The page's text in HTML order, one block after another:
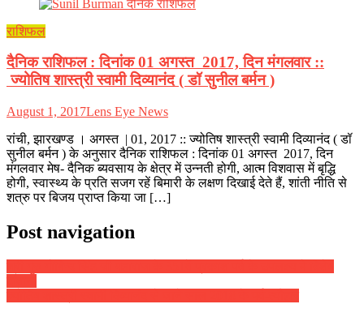
राशिफल
दैनिक राशिफल : दिनांक 01 अगस्त 2017, दिन मंगलवार ::
ज्योतिष शास्त्री स्वामी दिव्यानंद ( डॉ सुनील बर्मन )
August 1, 2017Lens Eye News
रांची, झारखण्ड । अगस्त | 01, 2017 :: ज्योतिष शास्त्री स्वामी दिव्यानंद ( डॉ
सुनील बर्मन ) के अनुसार दैनिक राशिफल : दिनांक 01 अगस्त 2017, दिन
मंगलवार मेष- दैनिक ब्यवसाय के क्षेत्र में उन्नती होगी, आत्म विशवास में बृद्धि
होगी, स्वास्थ्य के प्रति सजग रहें बिमारी के लक्षण दिखाई देते हैं, शांती नीति से
शत्रु पर बिजय प्राप्त किया जा […]
Post navigation